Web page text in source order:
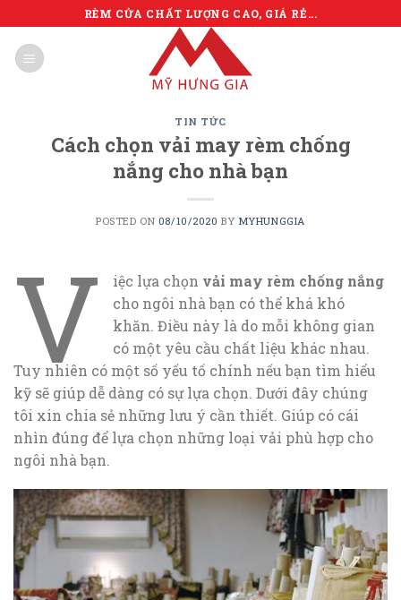
to
content
RÈM CỬA CHẤT LƯỢNG CAO, GIÁ RẺ...
TIN TỨC
Cách chọn vải may rèm chống
nắng cho nhà bạn
POSTED ON 08/10/2020 BY MYHUNGGIA
V iệc lựa chọn vải may rèm chống nắng
cho ngôi nhà bạn có thể khá khó
khăn. Điều này là do mỗi không gian
có một yêu cầu chất liệu khác nhau.
Tuy nhiên có một số yếu tố chính nếu bạn tìm hiểu
kỹ sẽ giúp dễ dàng có sự lựa chọn. Dưới đây chúng
tôi xin chia sẻ những lưu ý cần thiết. Giúp có cái
nhìn đúng để lựa chọn những loại vải phù hợp cho
ngôi nhà bạn.